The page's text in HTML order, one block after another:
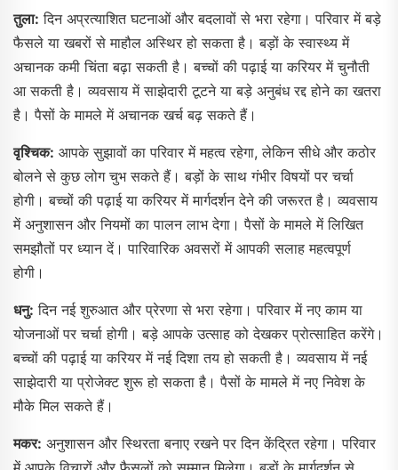
तुला: दिन अप्रत्याशित घटनाओं और बदलावों से भरा रहेगा। परिवार में बड़े
फैसले या खबरों से माहौल अस्थिर हो सकता है। बड़ों के स्वास्थ्य में
अचानक कमी चिंता बढ़ा सकती है। बच्चों की पढ़ाई या करियर में चुनौती
आ सकती है। व्यवसाय में साझेदारी टूटने या बड़े अनुबंध रद्द होने का खतरा
है। पैसों के मामले में अचानक खर्च बढ़ सकते हैं।
वृश्चिक: आपके सुझावों का परिवार में महत्व रहेगा, लेकिन सीधे और कठोर
बोलने से कुछ लोग चुभ सकते हैं। बड़ों के साथ गंभीर विषयों पर चर्चा
होगी। बच्चों की पढ़ाई या करियर में मार्गदर्शन देने की जरूरत है। व्यवसाय
में अनुशासन और नियमों का पालन लाभ देगा। पैसों के मामले में लिखित
समझौतों पर ध्यान दें। पारिवारिक अवसरों में आपकी सलाह महत्वपूर्ण
होगी।
धनु: दिन नई शुरुआत और प्रेरणा से भरा रहेगा। परिवार में नए काम या
योजनाओं पर चर्चा होगी। बड़े आपके उत्साह को देखकर प्रोत्साहित करेंगे।
बच्चों की पढ़ाई या करियर में नई दिशा तय हो सकती है। व्यवसाय में नई
साझेदारी या प्रोजेक्ट शुरू हो सकता है। पैसों के मामले में नए निवेश के
मौके मिल सकते हैं।
मकर: अनुशासन और स्थिरता बनाए रखने पर दिन केंद्रित रहेगा। परिवार